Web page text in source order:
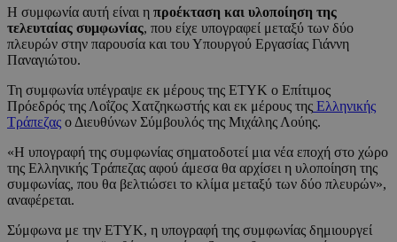
Η συμφωνία αυτή είναι η προέκταση και υλοποίηση της
τελευταίας συμφωνίας, που είχε υπογραφεί μεταξύ των δύο
πλευρών στην παρουσία και του Υπουργού Εργασίας Γιάννη
Παναγιώτου.
Τη συμφωνία υπέγραψε εκ μέρους της ΕΤΥΚ ο Επίτιμος
Πρόεδρός της Λοΐζος Χατζηκωστής και εκ μέρους της Ελληνικής
Τράπεζας ο Διευθύνων Σύμβουλός της Μιχάλης Λούης.
«Η υπογραφή της συμφωνίας σηματοδοτεί μια νέα εποχή στο χώρο
της Ελληνικής Τράπεζας αφού άμεσα θα αρχίσει η υλοποίηση της
συμφωνίας, που θα βελτιώσει το κλίμα μεταξύ των δύο πλευρών»,
αναφέρεται.
Σύμφωνα με την ΕΤΥΚ, η υπογραφή της συμφωνίας δημιουργεί